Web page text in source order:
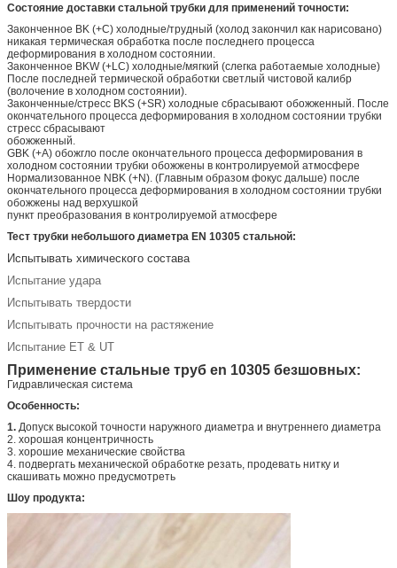
Состояние доставки стальной трубки для применений точности:
Законченное BK (+C) холодные/трудный (холод закончил как нарисовано)
никакая термическая обработка после последнего процесса
деформирования в холодном состоянии.
Законченное BKW (+LC) холодные/мягкий (слегка работаемые холодные)
После последней термической обработки светлый чистовой калибр
(волочение в холодном состоянии).
Законченные/стресс BKS (+SR) холодные сбрасывают обожженный. После
окончательного процесса деформирования в холодном состоянии трубки
стресс сбрасывают
обожженный.
GBK (+A) обожгло после окончательного процесса деформирования в
холодном состоянии трубки обожжены в контролируемой атмосфере
Нормализованное NBK (+N). (Главным образом фокус дальше) после
окончательного процесса деформирования в холодном состоянии трубки
обожжены над верхушкой
пункт преобразования в контролируемой атмосфере
Тест трубки небольшого диаметра EN 10305 стальной:
Испытывать химического состава
Испытание удара
Испытывать твердости
Испытывать прочности на растяжение
Испытание ET & UT
Применение стальные труб en 10305 безшовных:
Гидравлическая система
Особенность:
1. Допуск высокой точности наружного диаметра и внутреннего диаметра
2. хорошая концентричность
3. хорошие механические свойства
4. подвергать механической обработке резать, продевать нитку и
скашивать можно предусмотреть
Шоу продукта: